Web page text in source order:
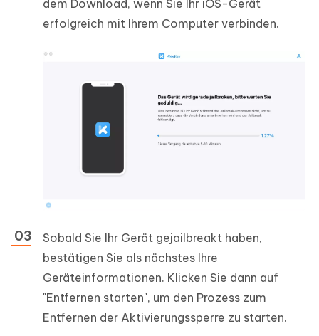
dem Download, wenn Sie Ihr iOS-Gerät
erfolgreich mit Ihrem Computer verbinden.
Sobald Sie Ihr Gerät gejailbreakt haben,
bestätigen Sie als nächstes Ihre
Geräteinformationen. Klicken Sie dann auf
"Entfernen starten", um den Prozess zum
Entfernen der Aktivierungssperre zu starten.